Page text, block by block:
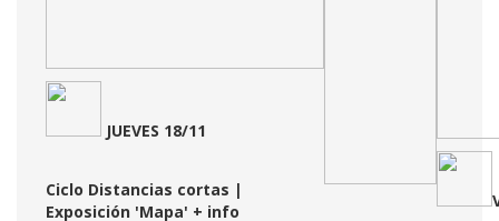
JUEVES 18/11
Ciclo Distancias cortas |
Exposición 'Mapa' + info